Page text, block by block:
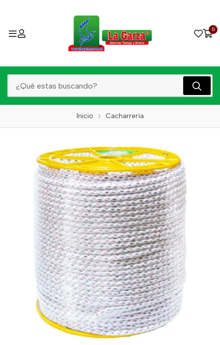
0
Inicio Cacharrería